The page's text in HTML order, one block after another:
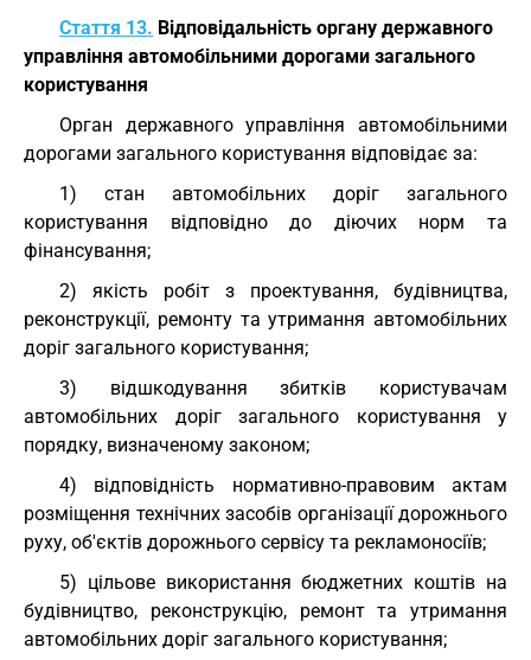
Стаття 13. Відповідальність органу державного
управління автомобільними дорогами загального
користування
Орган державного управління автомобільними
дорогами загального користування відповідає за:
1) стан автомобільних доріг загального
користування відповідно до діючих норм та
фінансування;
2) якість робіт з проектування, будівництва,
реконструкції, ремонту та утримання автомобільних
доріг загального користування;
3) відшкодування збитків користувачам
автомобільних доріг загального користування у
порядку, визначеному законом;
4) відповідність нормативно-правовим актам
розміщення технічних засобів організації дорожнього
руху, об'єктів дорожнього сервісу та рекламоносіїв;
5) цільове використання бюджетних коштів на
будівництво, реконструкцію, ремонт та утримання
автомобільних доріг загального користування;